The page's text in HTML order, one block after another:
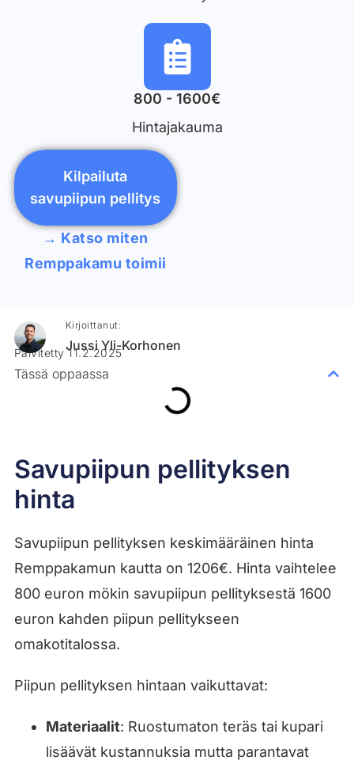
800 - 1600€
Hintajakauma
Kilpailuta
savupiipun pellitys
→ Katso miten
Remppakamu toimii
Savupiipun pellityksen
hinta
Savupiipun pellityksen keskimääräinen hinta
Remppakamun kautta on 1206€. Hinta vaihtelee
800 euron mökin savupiipun pellityksestä 1600
euron kahden piipun pellitykseen
omakotitalossa.
Piipun pellityksen hintaan vaikuttavat:
Materiaalit: Ruostumaton teräs tai kupari
lisäävät kustannuksia mutta parantavat
Kirjoittanut:
Jussi Yli-Korhonen
Päivitetty 11.2.2025
Tässä oppaassa